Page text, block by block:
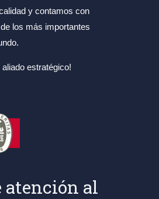
y contamos con
los más importantes
estratégico!
atención al